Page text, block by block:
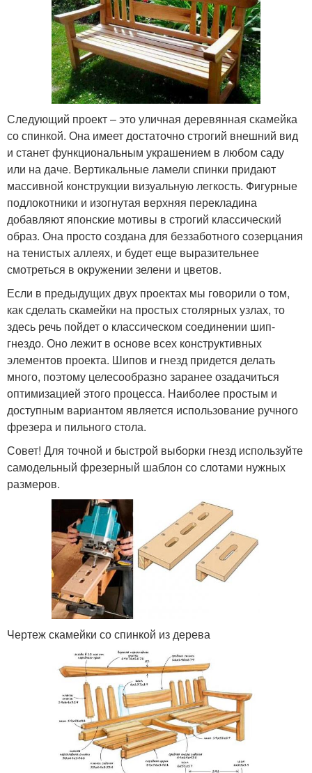
Следующий проект – это уличная деревянная скамейка
со спинкой. Она имеет достаточно строгий внешний вид
и станет функциональным украшением в любом саду
или на даче. Вертикальные ламели спинки придают
массивной конструкции визуальную легкость. Фигурные
подлокотники и изогнутая верхняя перекладина
добавляют японские мотивы в строгий классический
образ. Она просто создана для беззаботного созерцания
на тенистых аллеях, и будет еще выразительнее
смотреться в окружении зелени и цветов.
Если в предыдущих двух проектах мы говорили о том,
как сделать скамейки на простых столярных узлах, то
здесь речь пойдет о классическом соединении шип-
гнездо. Оно лежит в основе всех конструктивных
элементов проекта. Шипов и гнезд придется делать
много, поэтому целесообразно заранее озадачиться
оптимизацией этого процесса. Наиболее простым и
доступным вариантом является использование ручного
фрезера и пильного стола.
Совет! Для точной и быстрой выборки гнезд используйте
самодельный фрезерный шаблон со слотами нужных
размеров.
Чертеж скамейки со спинкой из дерева